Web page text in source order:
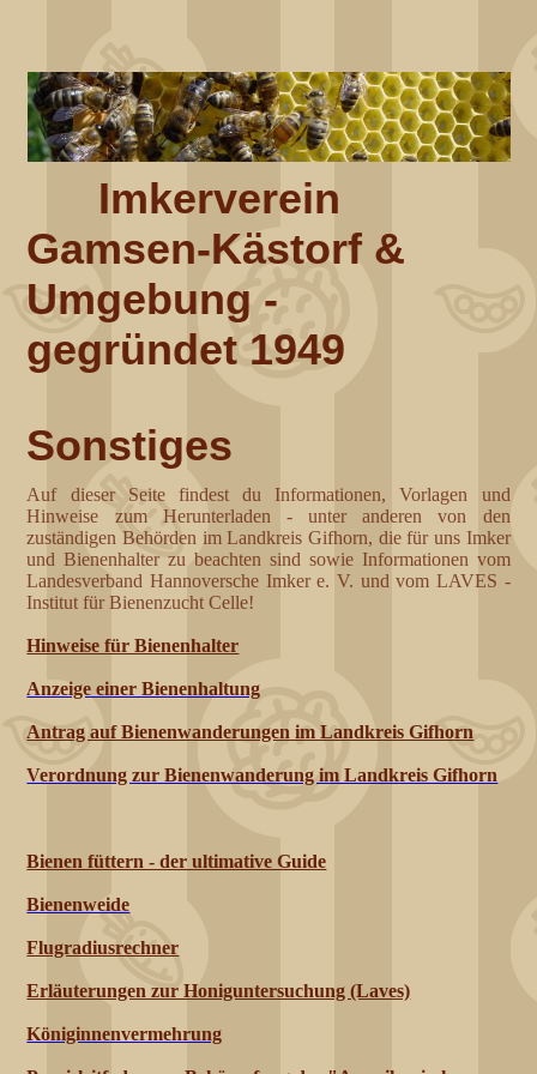
Imkerverein
Gamsen-Kästorf &
Umgebung -
gegründet 1949
Sonstiges
Auf dieser Seite findest du Informationen, Vorlagen und
Hinweise zum Herunterladen - unter anderen von den
zuständigen Behörden im Landkreis Gifhorn, die für uns Imker
und Bienenhalter zu beachten sind sowie Informationen vom
Landesverband Hannoversche Imker e. V. und vom LAVES -
Institut für Bienenzucht Celle!
Hinweise für Bienenhalter
Anzeige einer Bienenhaltung
Antrag auf Bienenwanderungen im Landkreis Gifhorn
Verordnung zur Bienenwanderung im Landkreis Gifhorn
Bienen füttern - der ultimative Guide
Bienenweide
Flugradiusrechner
Erläuterungen zur Honiguntersuchung (Laves)
Königinnenvermehrung